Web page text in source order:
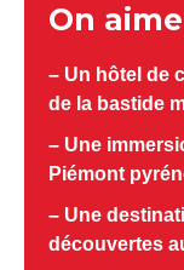
On aime
– Un hôtel de
de la bastide
– Une
Piémont
– Une
découvertes